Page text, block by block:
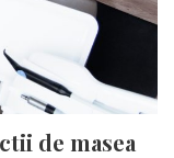
de masea